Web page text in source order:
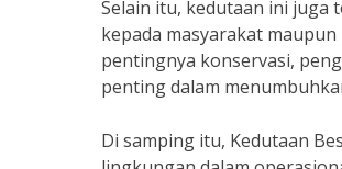
Selain itu, kedutaan ini juga
kepada masyarakat
pentingnya konservasi,
penting dalam
Di samping itu, Kedutaan